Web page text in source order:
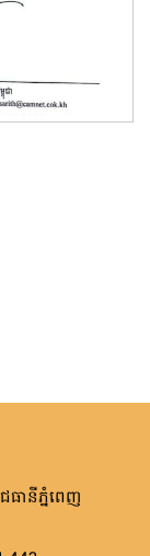
ធានីភ្នំពេញ